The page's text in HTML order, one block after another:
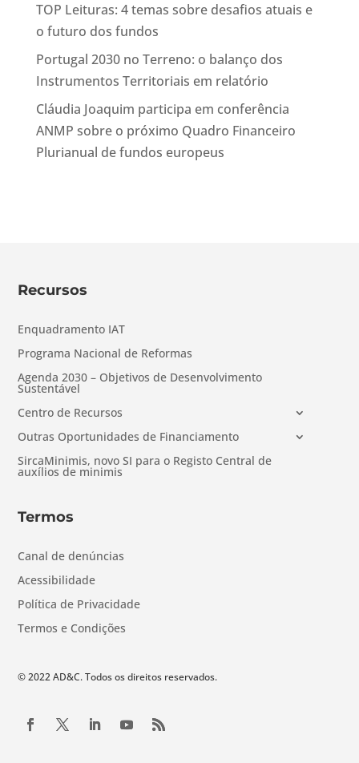
TOP Leituras: 4 temas sobre desafios atuais e
o futuro dos fundos
Portugal 2030 no Terreno: o balanço dos
Instrumentos Territoriais em relatório
Cláudia Joaquim participa em conferência
ANMP sobre o próximo Quadro Financeiro
Plurianual de fundos europeus
Recursos
Enquadramento IAT
Programa Nacional de Reformas
Agenda 2030 – Objetivos de Desenvolvimento
Sustentável
Centro de Recursos
Outras Oportunidades de Financiamento
SircaMinimis, novo SI para o Registo Central de
auxílios de minimis
Termos
Canal de denúncias
Acessibilidade
Política de Privacidade
Termos e Condições
© 2022 AD&C. Todos os direitos reservados.